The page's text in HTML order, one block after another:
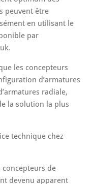
peuvent être
en utilisant le
par
les concepteurs
d’armatures
radiale,
la solution la plus
technique chez
concepteurs de
devenu apparent